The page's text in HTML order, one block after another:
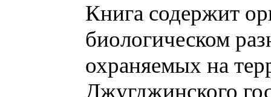
Книга содержит
биологическом
охраняемых на
Джугджинского